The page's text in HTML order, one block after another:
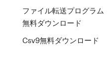
ファイル転送プログラム
無料ダウンロード
Csv9無料ダウンロード